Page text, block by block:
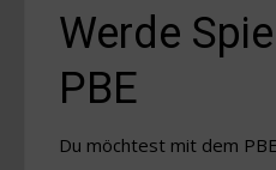
Werde
PBE
Du möchtest mit dem